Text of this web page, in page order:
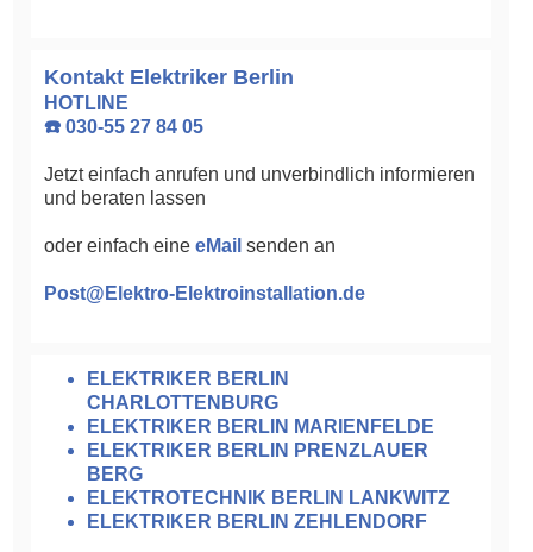
Kontakt Elektriker Berlin
HOTLINE
☎️ 030-55 27 84 05
Jetzt einfach anrufen und unverbindlich informieren
und beraten lassen
oder einfach eine eMail senden an
Post@Elektro-Elektroinstallation.de
ELEKTRIKER BERLIN
CHARLOTTENBURG
ELEKTRIKER BERLIN MARIENFELDE
ELEKTRIKER BERLIN PRENZLAUER
BERG
ELEKTROTECHNIK BERLIN LANKWITZ
ELEKTRIKER BERLIN ZEHLENDORF